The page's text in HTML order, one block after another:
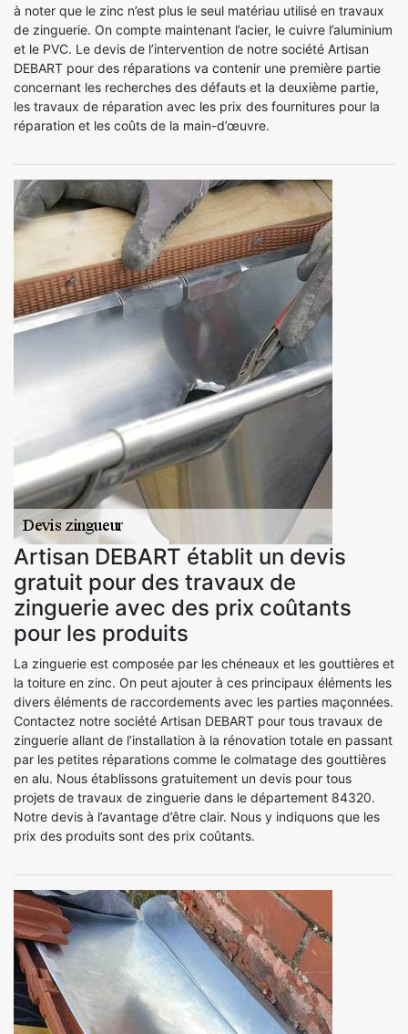
à noter que le zinc n’est plus le seul matériau utilisé en travaux
de zinguerie. On compte maintenant l’acier, le cuivre l’aluminium
et le PVC. Le devis de l’intervention de notre société Artisan
DEBART pour des réparations va contenir une première partie
concernant les recherches des défauts et la deuxième partie,
les travaux de réparation avec les prix des fournitures pour la
réparation et les coûts de la main-d’œuvre.
Artisan DEBART établit un devis
gratuit pour des travaux de
zinguerie avec des prix coûtants
pour les produits
La zinguerie est composée par les chéneaux et les gouttières et
la toiture en zinc. On peut ajouter à ces principaux éléments les
divers éléments de raccordements avec les parties maçonnées.
Contactez notre société Artisan DEBART pour tous travaux de
zinguerie allant de l’installation à la rénovation totale en passant
par les petites réparations comme le colmatage des gouttières
en alu. Nous établissons gratuitement un devis pour tous
projets de travaux de zinguerie dans le département 84320.
Notre devis à l’avantage d’être clair. Nous y indiquons que les
prix des produits sont des prix coûtants.